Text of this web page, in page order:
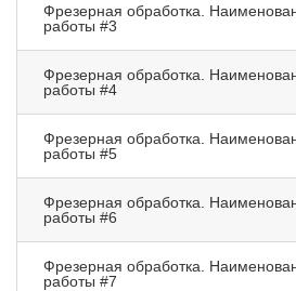
Фрезерная обработка.
работы #3
Фрезерная обработка.
работы #4
Фрезерная обработка.
работы #5
Фрезерная обработка.
работы #6
Фрезерная обработка.
работы #7